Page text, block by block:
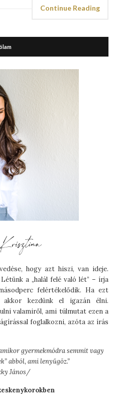
Continue Reading
hogy azt hiszi, van ideje.
a „halál felé való lét” – írja
felértékelődik. Ha ezt
akkor kezdünk el igazán élni.
valamiről, ami túlmutat ezen a
foglalkozni, azóta az írás
gyermekmódra semmit vagy
abból, ami lenyűgöz.”
János/